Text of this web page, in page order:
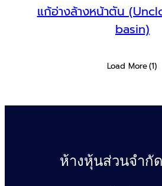
แก้อ่างล้างหน้าตัน
basin)
Load More(1)
ห้างหุ้นส่วนจำกั